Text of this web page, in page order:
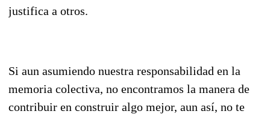
justifica a otros.
Si aun asumiendo nuestra responsabilidad en la
memoria colectiva, no encontramos la manera de
contribuir en construir algo mejor, aun así, no te